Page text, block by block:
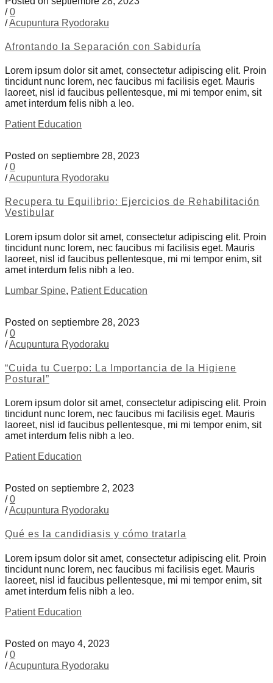
/0
/Acupuntura Ryodoraku
Afrontando la Separación con Sabiduría
Lorem ipsum dolor sit amet, consectetur adipiscing elit. Proin
tincidunt nunc lorem, nec faucibus mi facilisis eget. Mauris
laoreet, nisl id faucibus pellentesque, mi mi tempor enim, sit
amet interdum felis nibh a leo.
Patient Education
Posted on septiembre 28, 2023
/0
/Acupuntura Ryodoraku
Recupera tu Equilibrio: Ejercicios de Rehabilitación
Vestibular
Lorem ipsum dolor sit amet, consectetur adipiscing elit. Proin
tincidunt nunc lorem, nec faucibus mi facilisis eget. Mauris
laoreet, nisl id faucibus pellentesque, mi mi tempor enim, sit
amet interdum felis nibh a leo.
Lumbar Spine, Patient Education
Posted on septiembre 28, 2023
/0
/Acupuntura Ryodoraku
“Cuida tu Cuerpo: La Importancia de la Higiene
Postural”
Lorem ipsum dolor sit amet, consectetur adipiscing elit. Proin
tincidunt nunc lorem, nec faucibus mi facilisis eget. Mauris
laoreet, nisl id faucibus pellentesque, mi mi tempor enim, sit
amet interdum felis nibh a leo.
Patient Education
Posted on septiembre 2, 2023
/0
/Acupuntura Ryodoraku
Qué es la candidiasis y cómo tratarla
Lorem ipsum dolor sit amet, consectetur adipiscing elit. Proin
tincidunt nunc lorem, nec faucibus mi facilisis eget. Mauris
laoreet, nisl id faucibus pellentesque, mi mi tempor enim, sit
amet interdum felis nibh a leo.
Patient Education
Posted on mayo 4, 2023
/0
/Acupuntura Ryodoraku